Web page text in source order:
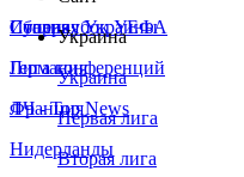
Сборная Украины
Италия
Германия
Франция
Нидерланды
Суперкубок УЕФА
Лига конференций
ЛЧ - Top News
Украина
Украина
Первая лига
Вторая лига